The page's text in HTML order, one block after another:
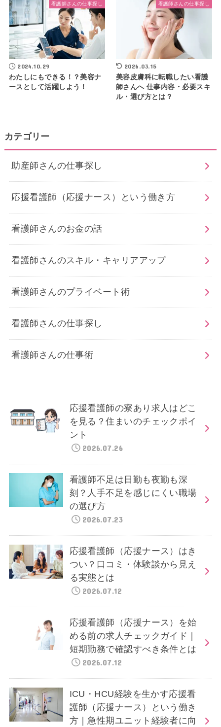
看護師さんの仕事探し
2024.10.29
わたしにもできる！？美容ナ
ースとして活躍しよう！
看護師さんの仕事探し
2026.03.15
美容皮膚科に転職したい看護
師さんへ 仕事内容・必要スキ
ル・選び方とは？
カテゴリー
助産師さんの仕事探し
応援看護師（応援ナース）という働き方
看護師さんのお金の話
看護師さんのスキル・キャリアアップ
看護師さんのプライベート術
看護師さんの仕事探し
看護師さんの仕事術
応援看護師の寮あり求人はどこ
を見る？住まいのチェックポイ
ント
2026.07.26
看護師不足は日勤も夜勤も深
刻？人手不足を感じにくい職場
の選び方
2026.07.23
応援看護師（応援ナース）はき
つい？口コミ・体験談から見え
る実態とは
2026.07.12
応援看護師（応援ナース）を始
める前の求人チェックガイド｜
短期勤務で確認すべき条件とは
2026.07.12
ICU・HCU経験を生かす応援看
護師（応援ナース）という働き
方｜急性期ユニット経験者に向